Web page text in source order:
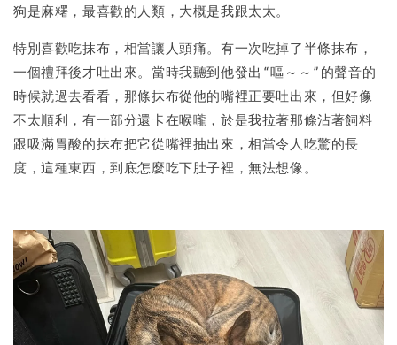
狗是麻糬，最喜歡的人類，大概是我跟太太。
特別喜歡吃抹布，相當讓人頭痛。有一次吃掉了半條抹布，
一個禮拜後才吐出來。當時我聽到他發出“嘔～～”的聲音的
時候就過去看看，那條抹布從他的嘴裡正要吐出來，但好像
不太順利，有一部分還卡在喉嚨，於是我拉著那條沾著飼料
跟吸滿胃酸的抹布把它從嘴裡抽出來，相當令人吃驚的長
度，這種東西，到底怎麼吃下肚子裡，無法想像。